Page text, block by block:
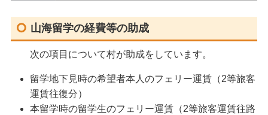
山海留学の経費等の助成
次の項目について村が助成をしています。
留学地下見時の希望者本人のフェリー運賃（2等旅客
運賃往復分）
本留学時の留学生のフェリー運賃（2等旅客運賃往路